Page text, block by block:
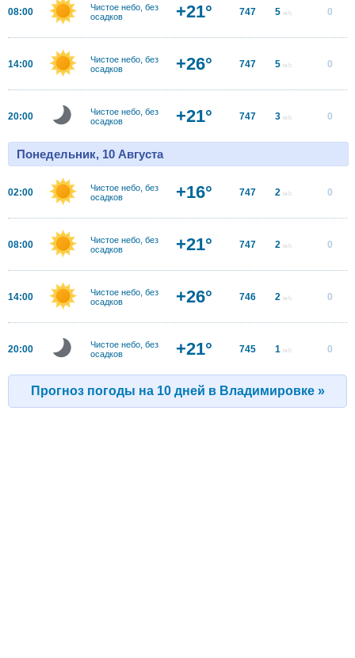
08:00
Чистое небо, без
осадков
+21° 747 5 м/с 0
14:00
Чистое небо, без
осадков
+26° 747 5 м/с 0
20:00
Чистое небо, без
осадков
+21° 747 3 м/с 0
Понедельник, 10 Августа
02:00
Чистое небо, без
осадков
+16° 747 2 м/с 0
08:00
Чистое небо, без
осадков
+21° 747 2 м/с 0
14:00
Чистое небо, без
осадков
+26° 746 2 м/с 0
20:00
Чистое небо, без
осадков
+21° 745 1 м/с 0
Прогноз погоды на 10 дней в Владимировке »